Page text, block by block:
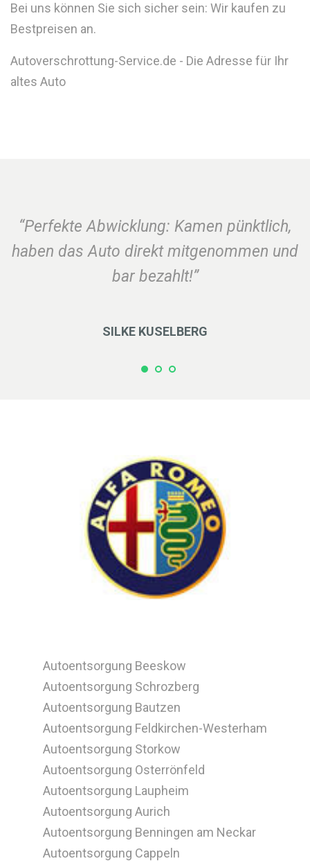
Bei uns können Sie sich sicher sein: Wir kaufen zu
Bestpreisen an.
Autoverschrottung-Service.de - Die Adresse für Ihr
altes Auto
“Perfekte Abwicklung: Kamen pünktlich,
haben das Auto direkt mitgenommen und
bar bezahlt!”
SILKE KUSELBERG
Autoentsorgung Beeskow
Autoentsorgung Schrozberg
Autoentsorgung Bautzen
Autoentsorgung Feldkirchen-Westerham
Autoentsorgung Storkow
Autoentsorgung Osterrönfeld
Autoentsorgung Laupheim
Autoentsorgung Aurich
Autoentsorgung Benningen am Neckar
Autoentsorgung Cappeln